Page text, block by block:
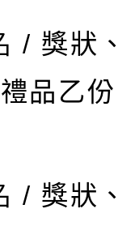
/ 獎狀
品乙
/ 獎狀